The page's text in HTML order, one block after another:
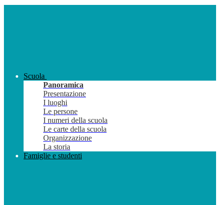
Scuola
Panoramica
Presentazione
I luoghi
Le persone
I numeri della scuola
Le carte della scuola
Organizzazione
La storia
Famiglie e studenti